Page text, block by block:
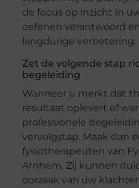
de focus op inzicht in
oefenen verantwoord
langdurige verbetering.
Zet de volgende stap
begeleiding
Wanneer u merkt dat
resultaat oplevert of
professionele
vervolgstap. Maak dan
fysiotherapeuten van
Arnhem. Zij kunnen
oorzaak van uw